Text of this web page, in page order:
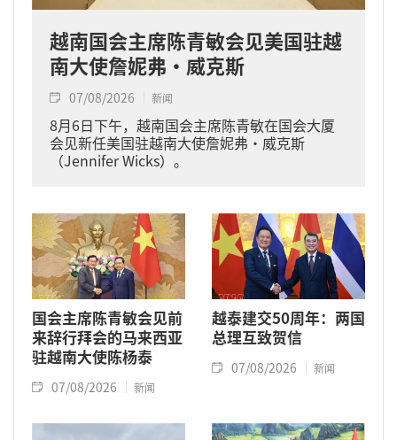
越南国会主席陈青敏会见美国驻越
南大使詹妮弗·威克斯
07/08/2026 新闻
8月6日下午，越南国会主席陈青敏在国会大厦
会见新任美国驻越南大使詹妮弗·威克斯
（Jennifer Wicks）。
国会主席陈青敏会见前
来辞行拜会的马来西亚
驻越南大使陈杨泰
07/08/2026 新闻
越泰建交50周年：两国
总理互致贺信
07/08/2026 新闻